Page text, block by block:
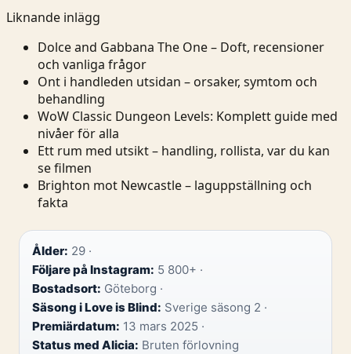
Liknande inlägg
Dolce and Gabbana The One – Doft, recensioner
och vanliga frågor
Ont i handleden utsidan – orsaker, symtom och
behandling
WoW Classic Dungeon Levels: Komplett guide med
nivåer för alla
Ett rum med utsikt – handling, rollista, var du kan
se filmen
Brighton mot Newcastle – laguppställning och
fakta
Ålder: 29 ·
Följare på Instagram: 5 800+ ·
Bostadsort: Göteborg ·
Säsong i Love is Blind: Sverige säsong 2 ·
Premiärdatum: 13 mars 2025 ·
Status med Alicia: Bruten förlovning